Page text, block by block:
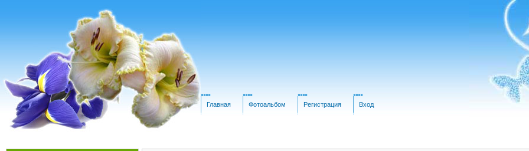
Главная Фотоальбом Регистрация Вход